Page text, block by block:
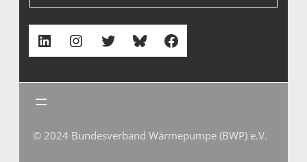
LinkedIn Instagram Twitter Bluesky Facebook
© 2024 Bundesverband Wärmepumpe (BWP) e.V.